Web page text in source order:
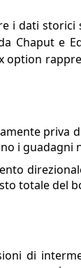
i dati
Chaput e
priva
i guadagni
totale del
di